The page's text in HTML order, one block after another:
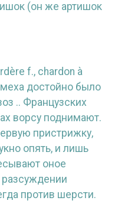
(он же артишок
f., chardon à
достойно было
.. Французских
ворсу поднимают.
пристрижку,
опять, и лишь
оное
против шерсти.